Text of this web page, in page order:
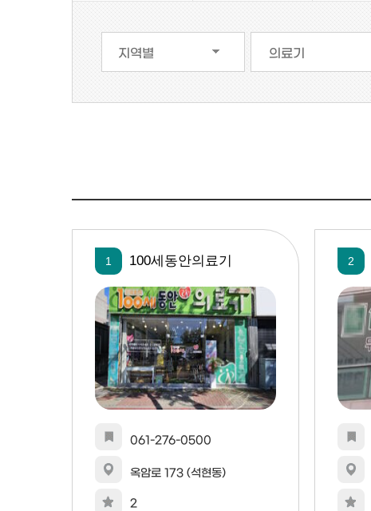
1 100세동안의료기
061-276-0500
옥암로 173 (석현동)
2
2